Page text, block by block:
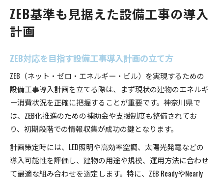
ZEB基準も見据えた設備工事の導入
計画
ZEB対応を目指す設備工事導入計画の立て方
ZEB（ネット・ゼロ・エネルギー・ビル）を実現するための
設備工事導入計画を立てる際は、まず現状の建物のエネルギ
ー消費状況を正確に把握することが重要です。神奈川県で
は、ZEB化推進のための補助金や支援制度も整備されてお
り、初期段階での情報収集が成功の鍵となります。
計画策定時には、LED照明や高効率空調、太陽光発電などの
導入可能性を評価し、建物の用途や規模、運用方法に合わせ
て最適な組み合わせを選定します。特に、ZEB ReadyやNearly